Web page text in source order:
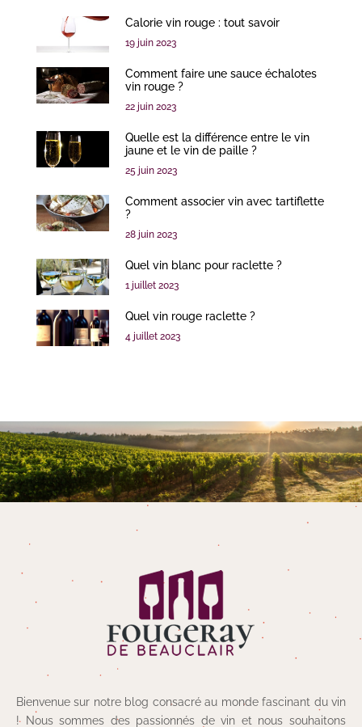
Calorie vin rouge : tout savoir
19 juin 2023
Comment faire une sauce échalotes
vin rouge ?
22 juin 2023
Quelle est la différence entre le vin
jaune et le vin de paille ?
25 juin 2023
Comment associer vin avec tartiflette
?
28 juin 2023
Quel vin blanc pour raclette ?
1 juillet 2023
Quel vin rouge raclette ?
4 juillet 2023
Bienvenue sur notre blog consacré au monde fascinant du vin
! Nous sommes des passionnés de vin et nous souhaitons